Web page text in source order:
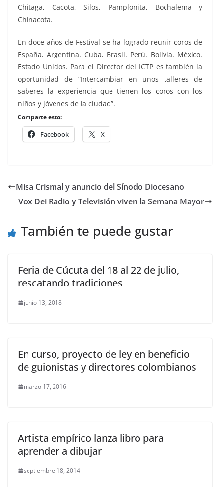
Chitaga, Cacota, Silos, Pamplonita, Bochalema y
Chinacota.
En doce años de Festival se ha logrado reunir coros de
España, Argentina, Cuba, Brasil, Perú, Bolivia, México,
Estado Unidos. Para el Director del ICTP es también la
oportunidad de “Intercambiar en unos talleres de
saberes la experiencia que tienen los coros con los
niños y jóvenes de la ciudad”.
Comparte esto:
Facebook X
Misa Crismal y anuncio del Sínodo Diocesano
Vox Dei Radio y Televisión viven la Semana Mayor
También te puede gustar
Feria de Cúcuta del 18 al 22 de julio,
rescatando tradiciones
junio 13, 2018
En curso, proyecto de ley en beneficio
de guionistas y directores colombianos
marzo 17, 2016
Artista empírico lanza libro para
aprender a dibujar
septiembre 18, 2014